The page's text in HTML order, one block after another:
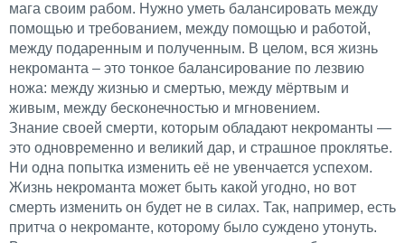
мага своим рабом. Нужно уметь балансировать между
помощью и требованием, между помощью и работой,
между подаренным и полученным. В целом, вся жизнь
некроманта – это тонкое балансирование по лезвию
ножа: между жизнью и смертью, между мёртвым и
живым, между бесконечностью и мгновением.
Знание своей смерти, которым обладают некроманты —
это одновременно и великий дар, и страшное проклятье.
Ни одна попытка изменить её не увенчается успехом.
Жизнь некроманта может быть какой угодно, но вот
смерть изменить он будет не в силах. Так, например, есть
притча о некроманте, которому было суждено утонуть.